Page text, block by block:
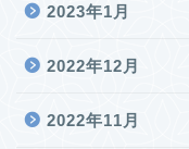
2023年1月
2022年12月
2022年11月